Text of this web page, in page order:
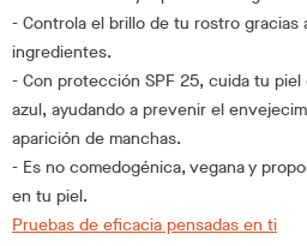
- Controla el brillo de tu rostro gracias
ingredientes.
- Con protección SPF 25, cuida tu piel
azul, ayudando a prevenir el
aparición de manchas.
- Es no comedogénica, vegana y
en tu piel.
Pruebas de eficacia pensadas en ti